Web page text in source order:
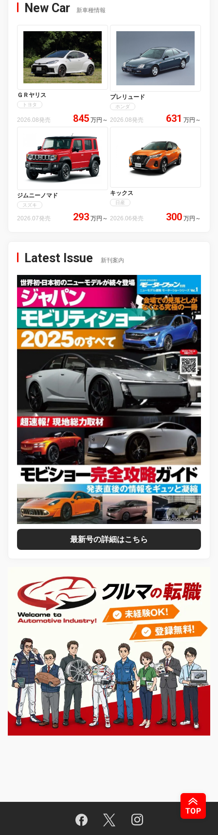
New Car 新車種情報
ＧＲヤリス
トヨタ
2026.08発売 845 万円 ～
プレリュード
ホンダ
2026.08発売 631 万円 ～
ジムニーノマド
スズキ
2026.07発売 293 万円 ～
キックス
日産
2026.06発売 300 万円 ～
Latest Issue 新刊案内
最新号の詳細はこちら